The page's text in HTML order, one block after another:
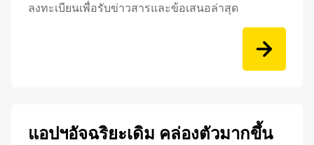
ลงทะเบียนเพื่อรับข่าวสารและข้อเสนอล่าสุด
แอปฯอัจฉริยะเดิม คล่องตัวมากขึ้น